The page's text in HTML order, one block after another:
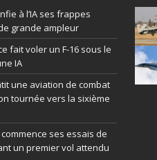
à l’IA ses frappes
grande ampleur
fait voler un F-16 sous le
IA
une aviation de combat
tournée vers la sixième
commence ses essais de
un premier vol attendu